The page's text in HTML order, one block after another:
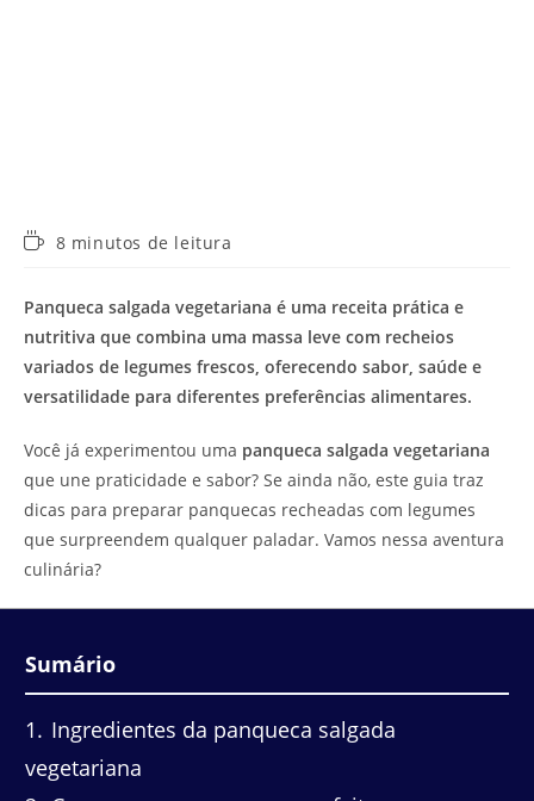
Tempo8 minutos de leitura
Panqueca salgada vegetariana é uma receita prática e
nutritiva que combina uma massa leve com recheios
variados de legumes frescos, oferecendo sabor, saúde e
versatilidade para diferentes preferências alimentares.
Você já experimentou uma panqueca salgada vegetariana
que une praticidade e sabor? Se ainda não, este guia traz
dicas para preparar panquecas recheadas com legumes
que surpreendem qualquer paladar. Vamos nessa aventura
culinária?
Sumário
1
Ingredientes da panqueca salgada
vegetariana